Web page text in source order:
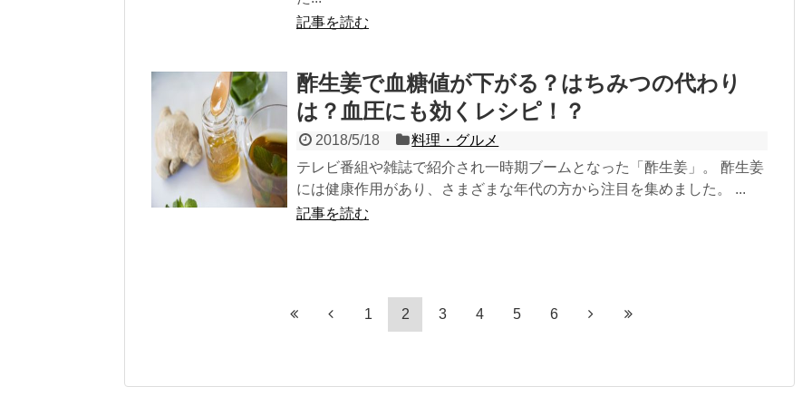
記事を読む
酢生姜で血糖値が下がる？はちみつの代わり
は？血圧にも効くレシピ！？
2018/5/18
料理・グルメ
テレビ番組や雑誌で紹介され一時期ブームとなった「酢生姜」。 酢生姜
には健康作用があり、さまざまな年代の方から注目を集めました。 ...
記事を読む
1 2 3 4 5 6